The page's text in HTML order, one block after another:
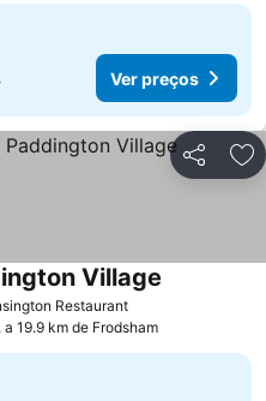
Ver preços
Partilhar
RestaurantVer preços
Village
19.9 km de Frodsham